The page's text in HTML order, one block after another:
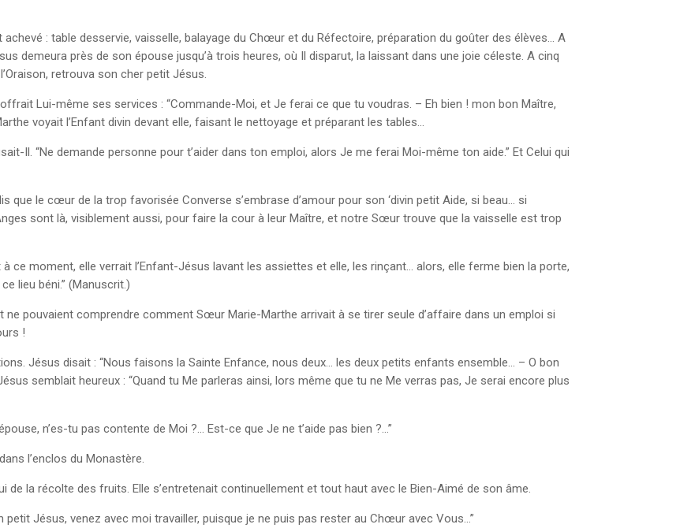
: table desservie, vaisselle, balayage du Chœur et du Réfectoire, préparation du goûter des élèves… A
demeura près de son épouse jusqu’à trois heures, où Il disparut, la laissant dans une joie céleste. A cinq
retrouva son cher petit Jésus.
Lui-même ses services : “Commande-Moi, et Je ferai ce que tu voudras. – Eh bien ! mon bon Maître,
voyait l’Enfant divin devant elle, faisant le nettoyage et préparant les tables…
Il. “Ne demande personne pour t’aider dans ton emploi, alors Je me ferai Moi-même ton aide.” Et Celui qui
que le cœur de la trop favorisée Converse s’embrase d’amour pour son ‘divin petit Aide, si beau… si
sont là, visiblement aussi, pour faire la cour à leur Maître, et notre Sœur trouve que la vaisselle est trop
ce moment, elle verrait l’Enfant-Jésus lavant les assiettes et elle, les rinçant… alors, elle ferme bien la porte,
lieu béni.” (Manuscrit.)
pouvaient comprendre comment Sœur Marie-Marthe arrivait à se tirer seule d’affaire dans un emploi si
!
Jésus disait : “Nous faisons la Sainte Enfance, nous deux… les deux petits enfants ensemble… – O bon
semblait heureux : “Quand tu Me parleras ainsi, lors même que tu ne Me verras pas, Je serai encore plus
n’es-tu pas contente de Moi ?… Est-ce que Je ne t’aide pas bien ?…”
l’enclos du Monastère.
de la récolte des fruits. Elle s’entretenait continuellement et tout haut avec le Bien-Aimé de son âme.
petit Jésus, venez avec moi travailler, puisque je ne puis pas rester au Chœur avec Vous…”